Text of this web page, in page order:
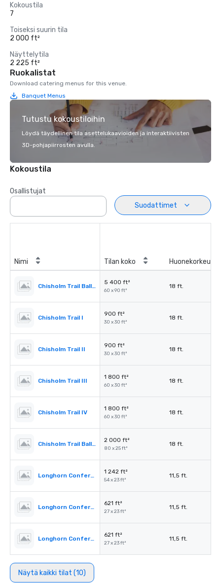
Kokoustila
7
Toiseksi suurin tila
2 000 ft²
Näyttelytila
2 225 ft²
Ruokalistat
Download catering menus for this venue.
Banquet Menus
Tutustu kokoustiloihin
Löydä täydellinen tila asettelukaavioiden ja interaktiivisten
3D-pohjapiirrosten avulla.
Kokoustila
Osallistujat
Suodattimet
Nimi Tilan koko Huonekorkeus
Chisholm Trail Ballroom
5 400 ft²
60 x 90 ft²
18 ft.
Chisholm Trail I
900 ft²
30 x 30 ft²
18 ft.
Chisholm Trail II
900 ft²
30 x 30 ft²
18 ft.
Chisholm Trail III
1 800 ft²
60 x 30 ft²
18 ft.
Chisholm Trail IV
1 800 ft²
60 x 30 ft²
18 ft.
Chisholm Trail Ballroom Foyer
2 000 ft²
80 x 25 ft²
18 ft.
Longhorn Conference Room
1 242 ft²
54 x 23 ft²
11,5 ft.
Longhorn Conference Room I
621 ft²
27 x 23 ft²
11,5 ft.
Longhorn Conference Room II
621 ft²
27 x 23 ft²
11,5 ft.
Näytä kaikki tilat (10)